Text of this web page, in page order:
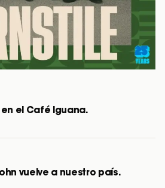
el Café Iguana.
vuelve a nuestro país.